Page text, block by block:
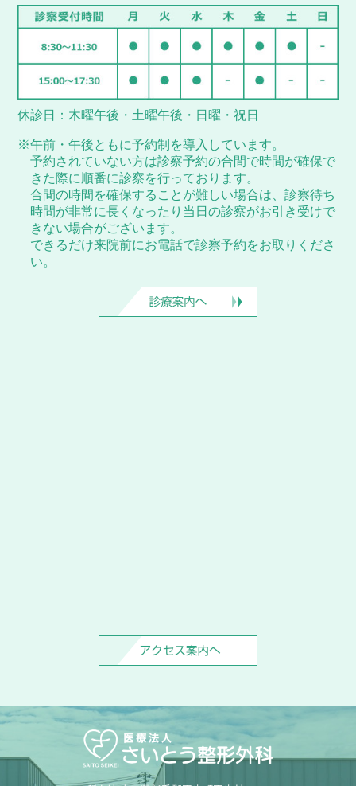
休診日：木曜午後・土曜午後・日曜・祝日
※午前・午後ともに予約制を導入しています。
予約されていない方は診察予約の合間で時間が確保で
きた際に順番に診察を行っております。
合間の時間を確保することが難しい場合は、診察待ち
時間が非常に長くなったり当日の診察がお引き受けで
きない場合がございます。
できるだけ来院前にお電話で診察予約をお取りくださ
い。